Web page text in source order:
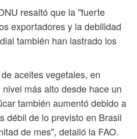
resaltó que la "fuerte
exportadores y la debilidad
también han lastrado los
aceites vegetales, en
más alto desde hace un
también aumentó debido a
débil de lo previsto en Brasil
de mes", detalló la FAO.